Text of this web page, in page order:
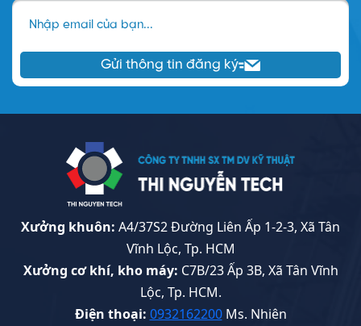
Nhập email của bạn...
Gửi thông tin đăng ký
Xưởng khuôn: A4/37S2 Đường Liên Ấp 1-2-3, Xã Tân
Vĩnh Lộc, Tp. HCM
Xưởng cơ khí, kho máy: C7B/23 Ấp 3B, Xã Tân Vĩnh
Lộc, Tp. HCM.
Điện thoại: 0932162200Ms. Nhiên